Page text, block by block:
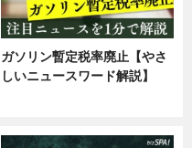
ガソリン暫定税率廃止【やさ
しいニュースワード解説】